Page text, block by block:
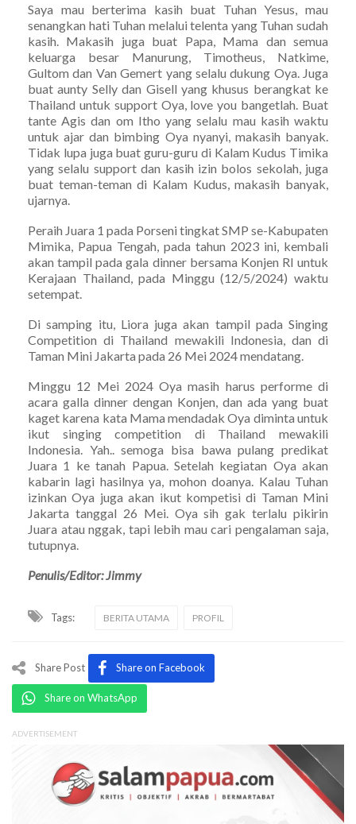
Saya mau berterima kasih buat Tuhan Yesus, mau
senangkan hati Tuhan melalui telenta yang Tuhan sudah
kasih. Makasih juga buat Papa, Mama dan semua
keluarga besar Manurung, Timotheus, Natkime,
Gultom dan Van Gemert yang selalu dukung Oya. Juga
buat aunty Selly dan Gisell yang khusus berangkat ke
Thailand untuk support Oya, love you bangetlah. Buat
tante Agis dan om Itho yang selalu mau kasih waktu
untuk ajar dan bimbing Oya nyanyi, makasih banyak.
Tidak lupa juga buat guru-guru di Kalam Kudus Timika
yang selalu support dan kasih izin bolos sekolah, juga
buat teman-teman di Kalam Kudus, makasih banyak,
ujarnya.
Peraih Juara 1 pada Porseni tingkat SMP se-Kabupaten
Mimika, Papua Tengah, pada tahun 2023 ini, kembali
akan tampil pada gala dinner bersama Konjen RI untuk
Kerajaan Thailand, pada Minggu (12/5/2024) waktu
setempat.
Di samping itu, Liora juga akan tampil pada Singing
Competition di Thailand mewakili Indonesia, dan di
Taman Mini Jakarta pada 26 Mei 2024 mendatang.
Minggu 12 Mei 2024 Oya masih harus performe di
acara galla dinner dengan Konjen, dan ada yang buat
kaget karena kata Mama mendadak Oya diminta untuk
ikut singing competition di Thailand mewakili
Indonesia. Yah.. semoga bisa bawa pulang predikat
Juara 1 ke tanah Papua. Setelah kegiatan Oya akan
kabarin lagi hasilnya ya, mohon doanya. Kalau Tuhan
izinkan Oya juga akan ikut kompetisi di Taman Mini
Jakarta tanggal 26 Mei. Oya sih gak terlalu pikirin
Juara atau nggak, tapi lebih mau cari pengalaman saja,
tutupnya.
Penulis/Editor: Jimmy
Tags: BERITA UTAMA PROFIL
Share Post Share on Facebook
Share on WhatsApp
ADVERTISEMENT